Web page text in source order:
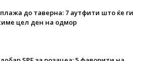
до таверна: 7 аутфити што ќе ги
цел ден на одмор